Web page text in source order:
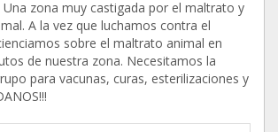
Una zona muy castigada por el maltrato y
A la vez que luchamos contra el
sobre el maltrato animal en
de nuestra zona. Necesitamos la
para vacunas, curas, esterilizaciones y